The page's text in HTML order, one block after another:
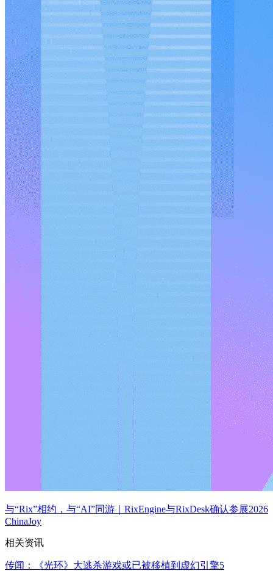
与“Rix”相约，与“AI”同游｜RixEngine与RixDesk确认参展2026
ChinaJoy
相关资讯
传闻：《光环》大逃杀游戏或已被移植到虚幻引擎5